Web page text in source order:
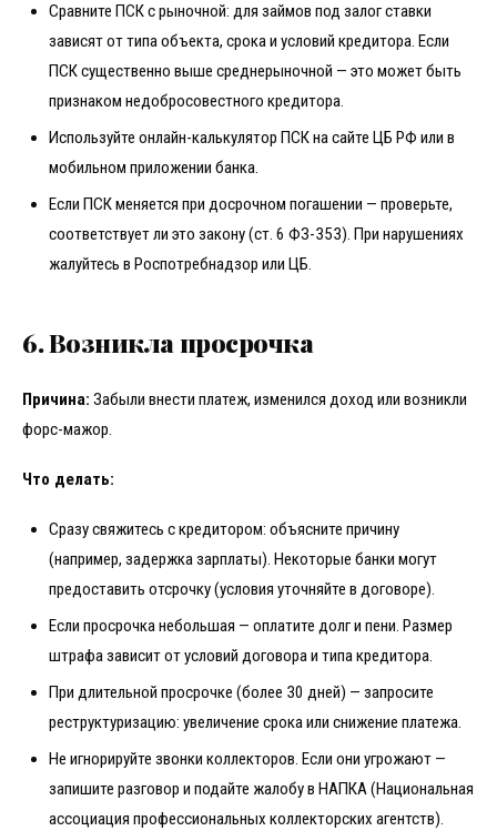
Сравните ПСК с рыночной: для займов под залог ставки
зависят от типа объекта, срока и условий кредитора. Если
ПСК существенно выше среднерыночной — это может быть
признаком недобросовестного кредитора.
Используйте онлайн-калькулятор ПСК на сайте ЦБ РФ или в
мобильном приложении банка.
Если ПСК меняется при досрочном погашении — проверьте,
соответствует ли это закону (ст. 6 ФЗ-353). При нарушениях
жалуйтесь в Роспотребнадзор или ЦБ.
6. Возникла просрочка
Причина: Забыли внести платеж, изменился доход или возникли
форс-мажор.
Что делать:
Сразу свяжитесь с кредитором: объясните причину
(например, задержка зарплаты). Некоторые банки могут
предоставить отсрочку (условия уточняйте в договоре).
Если просрочка небольшая — оплатите долг и пени. Размер
штрафа зависит от условий договора и типа кредитора.
При длительной просрочке (более 30 дней) — запросите
реструктуризацию: увеличение срока или снижение платежа.
Не игнорируйте звонки коллекторов. Если они угрожают —
запишите разговор и подайте жалобу в НАПКА (Национальная
ассоциация профессиональных коллекторских агентств).